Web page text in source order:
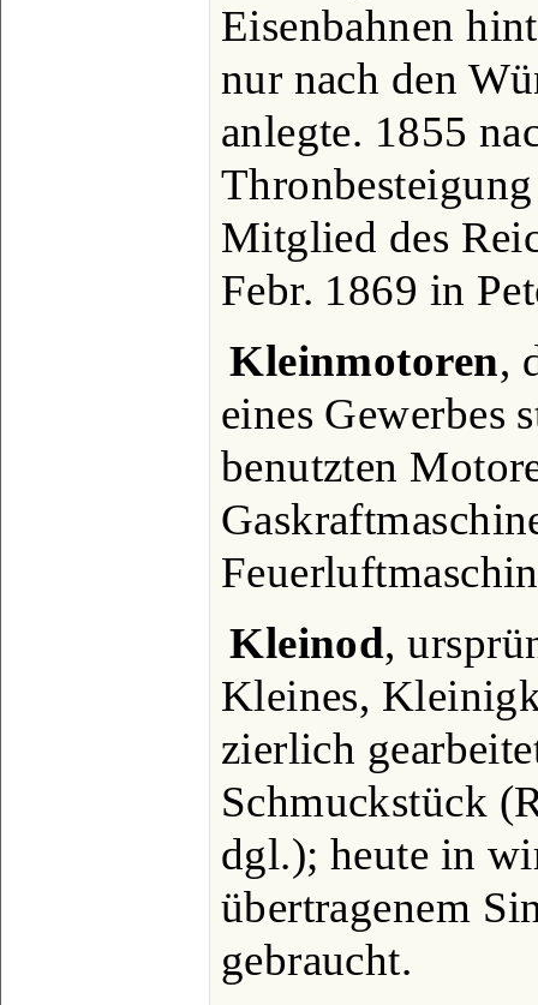
Eisenbahnen
nur nach den
anlegte. 1855
Mitglied des
Febr. 1869 in
Kleinmotoren,
eines Gewerbes
benutzten
Kleinod,
Kleines,
zierlich
Schmuckstück
dgl.); heute in
übertragenem
gebraucht.